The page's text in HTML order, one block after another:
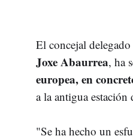
El concejal
Joxe Abaurrea, ha
europea, en
a la antigua
"Se ha hecho un